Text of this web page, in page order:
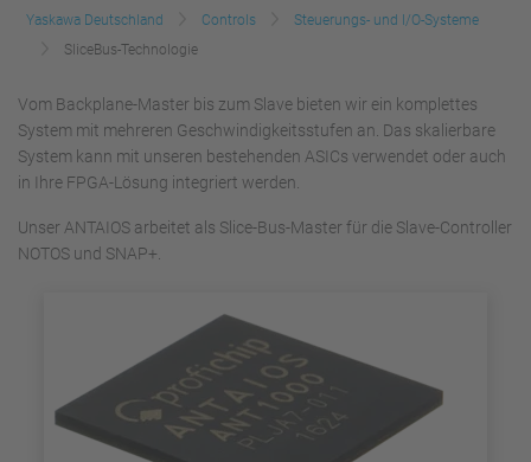
Yaskawa Deutschland Controls
Steuerungs- und I/O-Systeme
SliceBus-Technologie
Vom Backplane-Master bis zum Slave bieten wir ein komplettes
System mit mehreren Geschwindigkeitsstufen an. Das skalierbare
System kann mit unseren bestehenden ASICs verwendet oder auch
in Ihre FPGA-Lösung integriert werden.
Unser ANTAIOS arbeitet als Slice-Bus-Master für die Slave-Controller
NOTOS und SNAP+.